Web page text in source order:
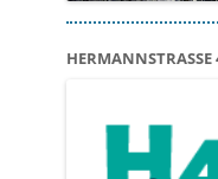
HERMANNSTRASSE